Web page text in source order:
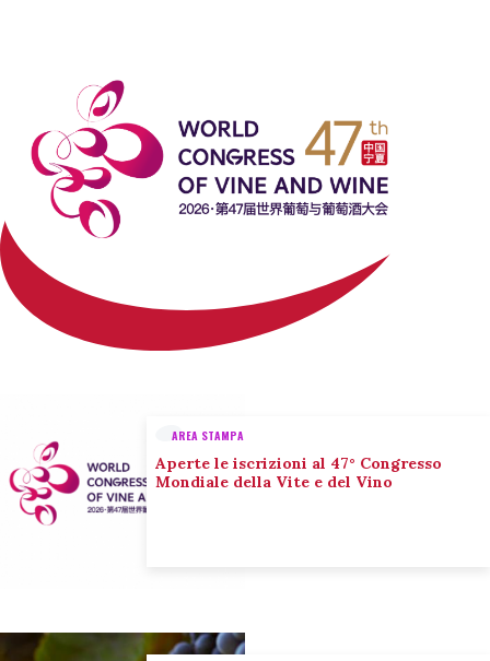
AREA STAMPA
Aperte le iscrizioni al 47° Congresso
Mondiale della Vite e del Vino